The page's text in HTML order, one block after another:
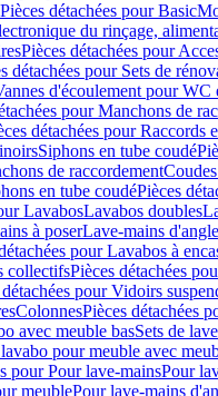
Pièces détachées pour Basic
du rinçage,
Pièces détachées pour
détachées pour Sets de
d'écoulement pour WC
pour Manchons de
détachées pour Raccords
Siphons en tube coudé
de raccordement
en tube coudéPièces
LavabosLavabos doubles
à poserLave-mains d'angle
pour Lavabos à
collectifsPièces détachées
pour Vidoirs
ColonnesPièces détachées
avec meuble basSets de
lavabo pour meuble avec
pour Pour lave-mainsPour
meublePour lave-mains